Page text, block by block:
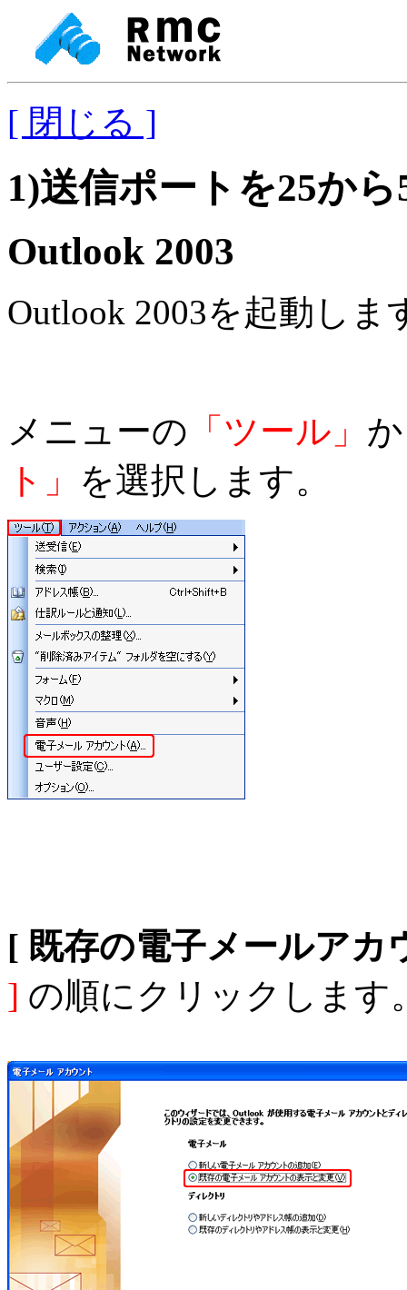
[ 閉じる ]
1)送信ポートを25か
Outlook 2003
Outlook 2003を起動しま
メニューの 「ツール」
ト」 を選択します。
[ 既存の電子メールアカ
] の順にクリックします